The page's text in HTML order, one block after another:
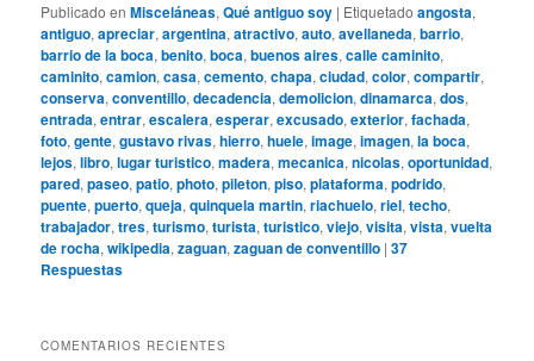
Publicado en Misceláneas,Qué antiguo soy | Etiquetado angosta,
antiguo,apreciar,argentina,atractivo,auto,avellaneda,barrio,
barrio de la boca,benito,boca,buenos aires,calle caminito,
caminito,camion,casa,cemento,chapa,ciudad,color,compartir,
conserva,conventillo,decadencia,demolicion,dinamarca,dos,
entrada,entrar,escalera,esperar,excusado,exterior,fachada,
foto,gente,gustavo rivas,hierro,huele,image,imagen,la boca,
lejos,libro,lugar turistico,madera,mecanica,nicolas,oportunidad,
pared,paseo,patio,photo,pileton,piso,plataforma,podrido,
puente,puerto,queja,quinquela martin,riachuelo,riel,techo,
trabajador,tres,turismo,turista,turistico,viejo,visita,vista,vuelta
de rocha,wikipedia,zaguan,zaguan de conventillo |37
Respuestas
COMENTARIOS RECIENTES